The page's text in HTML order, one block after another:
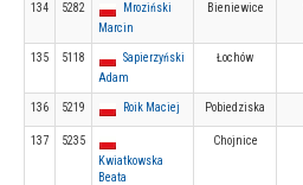
134 5282
Mroziński
Marcin
Bieniewice
135 5118
Sapierzyński
Adam
Łochów
136 5219 Roik Maciej Pobiedziska
137
5235
Kwiatkowska
Beata
Chojnice